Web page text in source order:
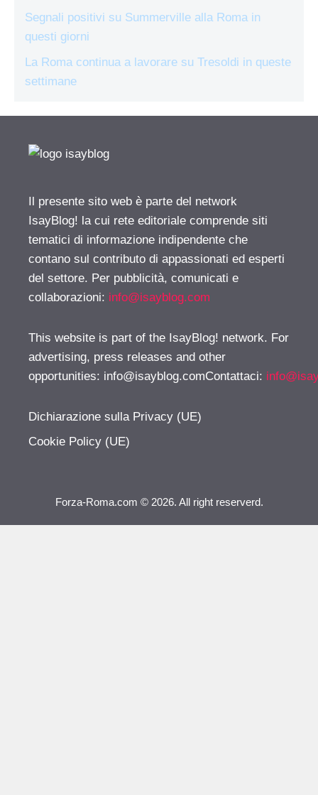
Segnali positivi su Summerville alla Roma in
questi giorni
La Roma continua a lavorare su Tresoldi in queste
settimane
Il presente sito web è parte del network
IsayBlog! la cui rete editoriale comprende siti
tematici di informazione indipendente che
contano sul contributo di appassionati ed esperti
del settore. Per pubblicità, comunicati e
collaborazioni: info@isayblog.com
This website is part of the IsayBlog! network. For
advertising, press releases and other
opportunities: info@isayblog.comContattaci:
Dichiarazione sulla Privacy (UE)
Cookie Policy (UE)
Forza-Roma.com © 2026. All right reserverd.